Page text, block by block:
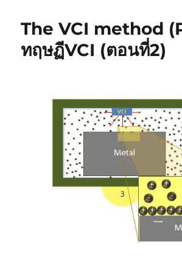
The VCI method
ทฤษฏีVCI (ตอนที่2)